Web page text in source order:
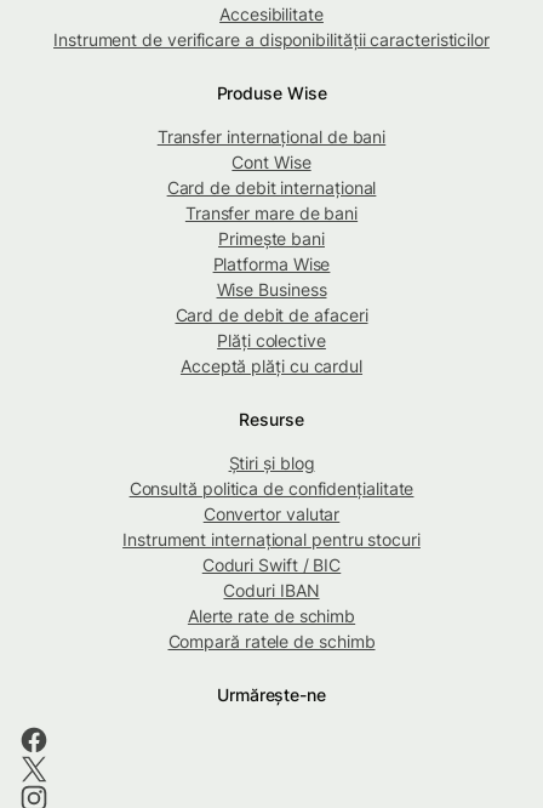
Accesibilitate
Instrument de verificare a disponibilității caracteristicilor
Produse Wise
Transfer internațional de bani
Cont Wise
Card de debit internațional
Transfer mare de bani
Primește bani
Platforma Wise
Wise Business
Card de debit de afaceri
Plăți colective
Acceptă plăți cu cardul
Resurse
Știri și blog
Consultă politica de confidențialitate
Convertor valutar
Instrument internațional pentru stocuri
Coduri Swift / BIC
Coduri IBAN
Alerte rate de schimb
Compară ratele de schimb
Urmărește-ne